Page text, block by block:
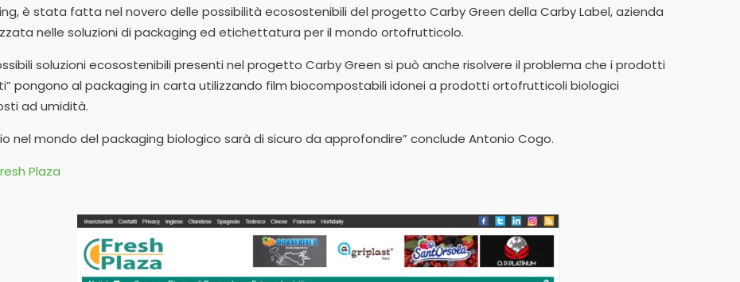
è stata fatta nel novero delle possibilità ecosostenibili del progetto Carby Green della Carby Label, azienda
nelle soluzioni di packaging ed etichettatura per il mondo ortofrutticolo.
soluzioni ecosostenibili presenti nel progetto Carby Green si può anche risolvere il problema che i prodotti
pongono al packaging in carta utilizzando film biocompostabili idonei a prodotti ortofrutticoli biologici
ad umidità.
nel mondo del packaging biologico sarà di sicuro da approfondire” conclude Antonio Cogo.
Plaza